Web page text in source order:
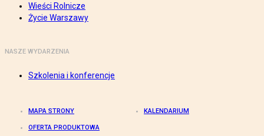
Wieści Rolnicze
Życie Warszawy
NASZE WYDARZENIA
Szkolenia i konferencje
MAPA STRONY KALENDARIUM
OFERTA PRODUKTOWA